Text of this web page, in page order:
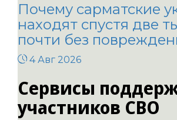
Почему сарматские
находят спустя две
почти без
4 Авг 2026
Сервисы
участников СВО